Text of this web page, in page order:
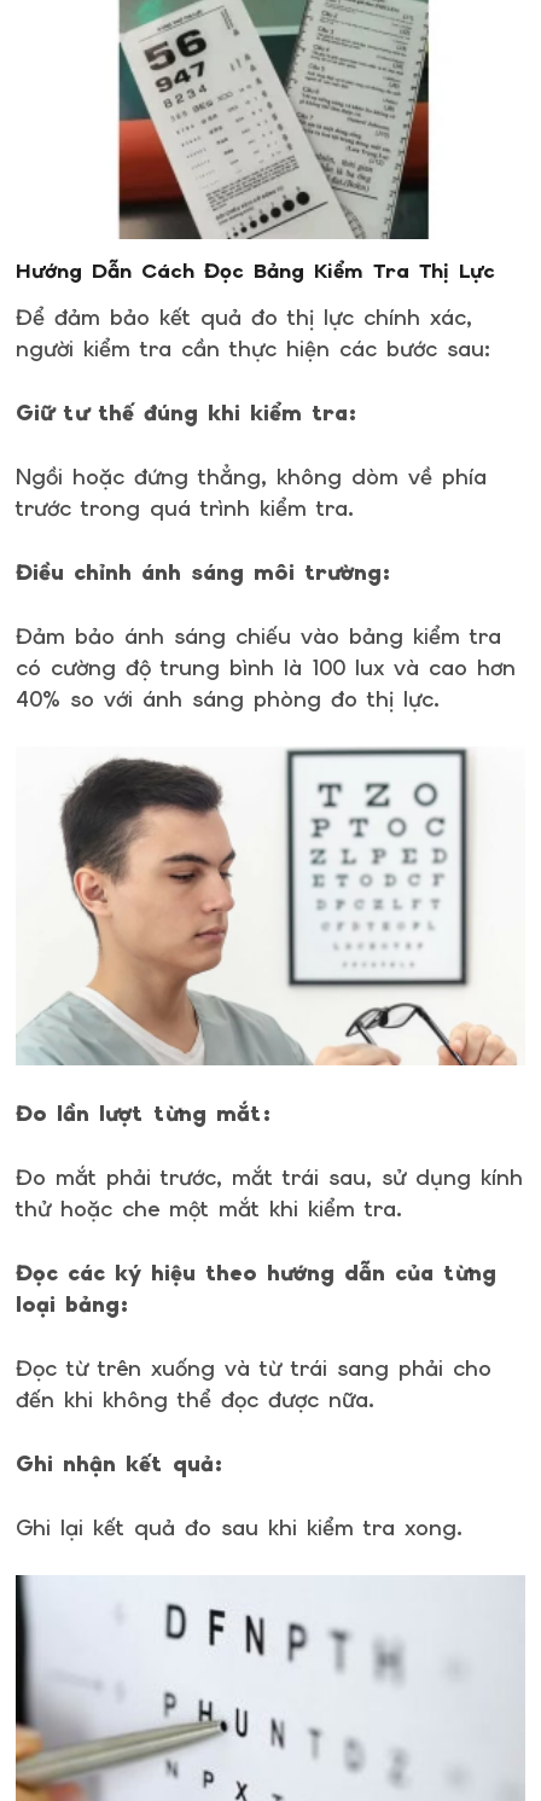
Hướng Dẫn Cách Đọc Bảng Kiểm Tra Thị Lực
Để đảm bảo kết quả đo thị lực chính xác,
người kiểm tra cần thực hiện các bước sau:
Giữ tư thế đúng khi kiểm tra:
Ngồi hoặc đứng thẳng, không dòm về phía
trước trong quá trình kiểm tra.
Điều chỉnh ánh sáng môi trường:
Đảm bảo ánh sáng chiếu vào bảng kiểm tra
có cường độ trung bình là 100 lux và cao hơn
40% so với ánh sáng phòng đo thị lực.
Đo lần lượt từng mắt:
Đo mắt phải trước, mắt trái sau, sử dụng kính
thử hoặc che một mắt khi kiểm tra.
Đọc các ký hiệu theo hướng dẫn của từng
loại bảng:
Đọc từ trên xuống và từ trái sang phải cho
đến khi không thể đọc được nữa.
Ghi nhận kết quả:
Ghi lại kết quả đo sau khi kiểm tra xong.